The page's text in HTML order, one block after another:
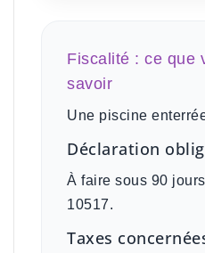
Fiscalité : ce que
savoir
Une piscine
Déclaration
À faire sous 90
10517.
Taxes